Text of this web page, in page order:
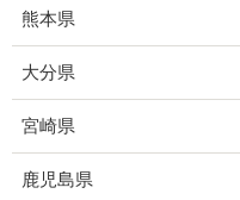
熊本県
大分県
宮崎県
鹿児島県